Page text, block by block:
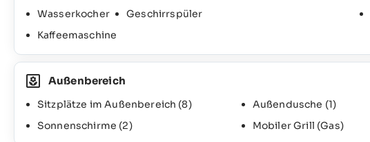
Wasserkocher
Geschirrspüler
Kaffeemaschine
Außenbereich
Sitzplätze im Außenbereich (8) Außendusche (1)
Sonnenschirme (2) Mobiler Grill (Gas)